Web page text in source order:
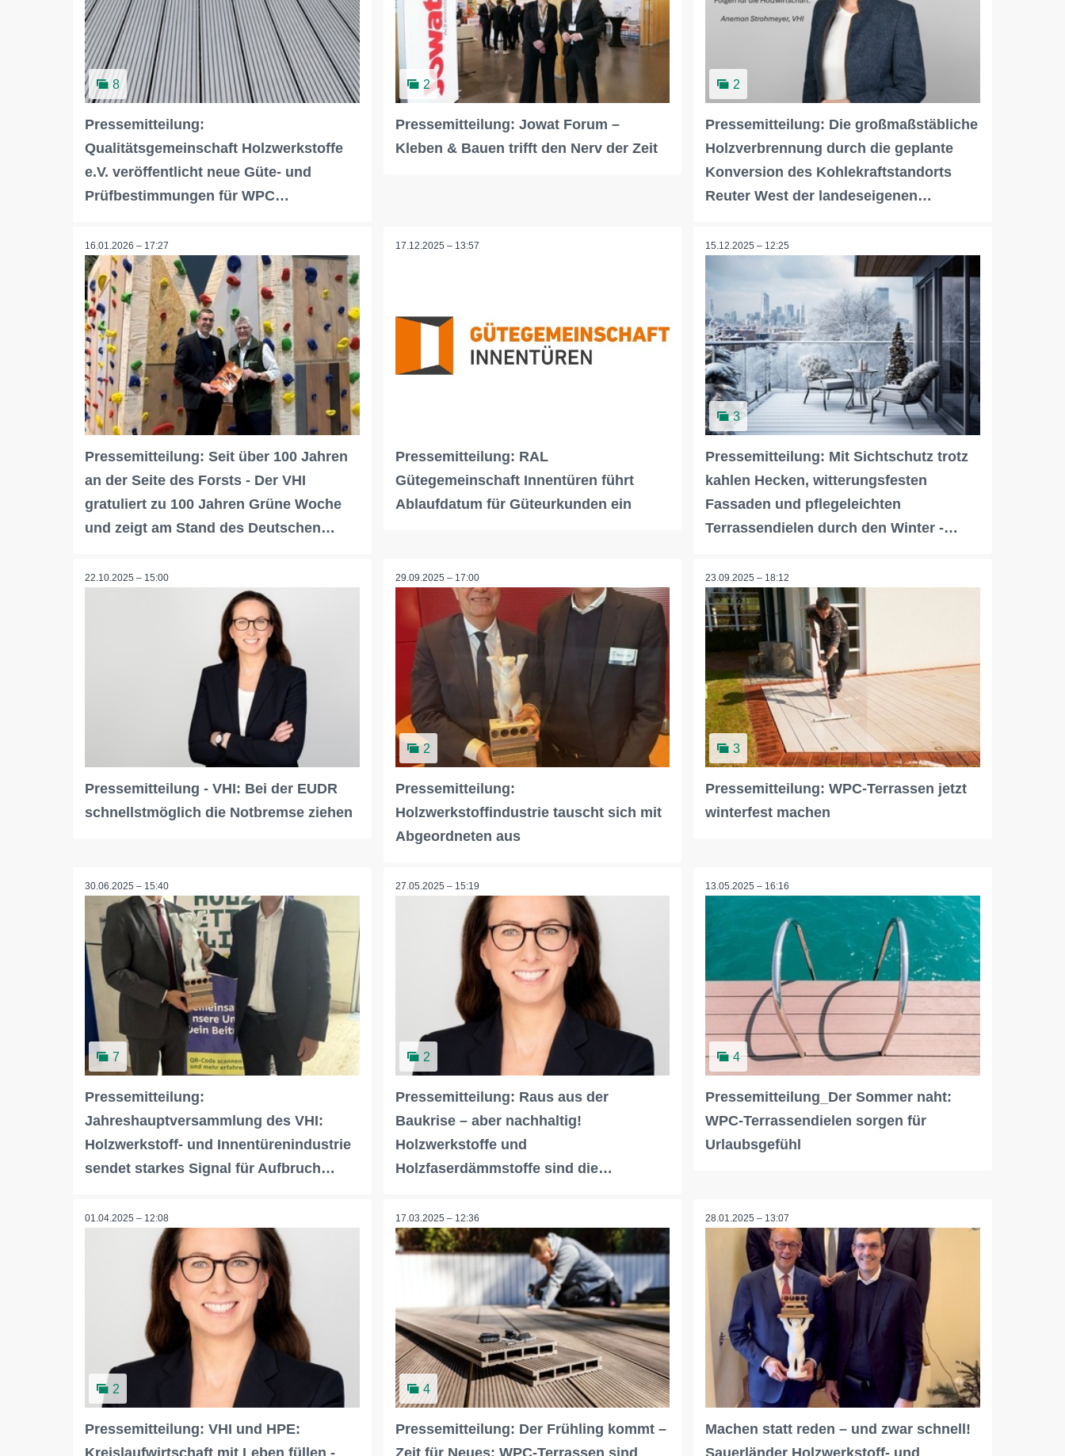
8
Pressemitteilung:
Qualitätsgemeinschaft Holzwerkstoffe
e.V. veröffentlicht neue Güte- und
Prüfbestimmungen für WPC…
2
Pressemitteilung: Jowat Forum –
Kleben & Bauen trifft den Nerv der Zeit
2
Pressemitteilung: Die großmaßstäbliche
Holzverbrennung durch die geplante
Konversion des Kohlekraftstandorts
Reuter West der landeseigenen…
16.01.2026 – 17:27
Pressemitteilung: Seit über 100 Jahren
an der Seite des Forsts - Der VHI
gratuliert zu 100 Jahren Grüne Woche
und zeigt am Stand des Deutschen…
17.12.2025 – 13:57
Pressemitteilung: RAL
Gütegemeinschaft Innentüren führt
Ablaufdatum für Güteurkunden ein
15.12.2025 – 12:25
3
Pressemitteilung: Mit Sichtschutz trotz
kahlen Hecken, witterungsfesten
Fassaden und pflegeleichten
Terrassendielen durch den Winter -…
22.10.2025 – 15:00
Pressemitteilung - VHI: Bei der EUDR
schnellstmöglich die Notbremse ziehen
29.09.2025 – 17:00
2
Pressemitteilung:
Holzwerkstoffindustrie tauscht sich mit
Abgeordneten aus
23.09.2025 – 18:12
3
Pressemitteilung: WPC-Terrassen jetzt
winterfest machen
30.06.2025 – 15:40
7
Pressemitteilung:
Jahreshauptversammlung des VHI:
Holzwerkstoff- und Innentürenindustrie
sendet starkes Signal für Aufbruch…
27.05.2025 – 15:19
2
Pressemitteilung: Raus aus der
Baukrise – aber nachhaltig!
Holzwerkstoffe und
Holzfaserdämmstoffe sind die…
13.05.2025 – 16:16
4
Pressemitteilung_Der Sommer naht:
WPC-Terrassendielen sorgen für
Urlaubsgefühl
01.04.2025 – 12:08
2
Pressemitteilung: VHI und HPE:
17.03.2025 – 12:36
4
Pressemitteilung: Der Frühling kommt –
28.01.2025 – 13:07
Machen statt reden – und zwar schnell!